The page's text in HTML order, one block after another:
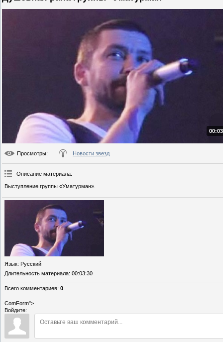
Просмотры: Новости звезд
Описание материала:
Выступление группы «Уматурман».
Язык: Русский
Длительность материала: 00:03:30
Всего комментариев: 0
ComForm">
Войдите: